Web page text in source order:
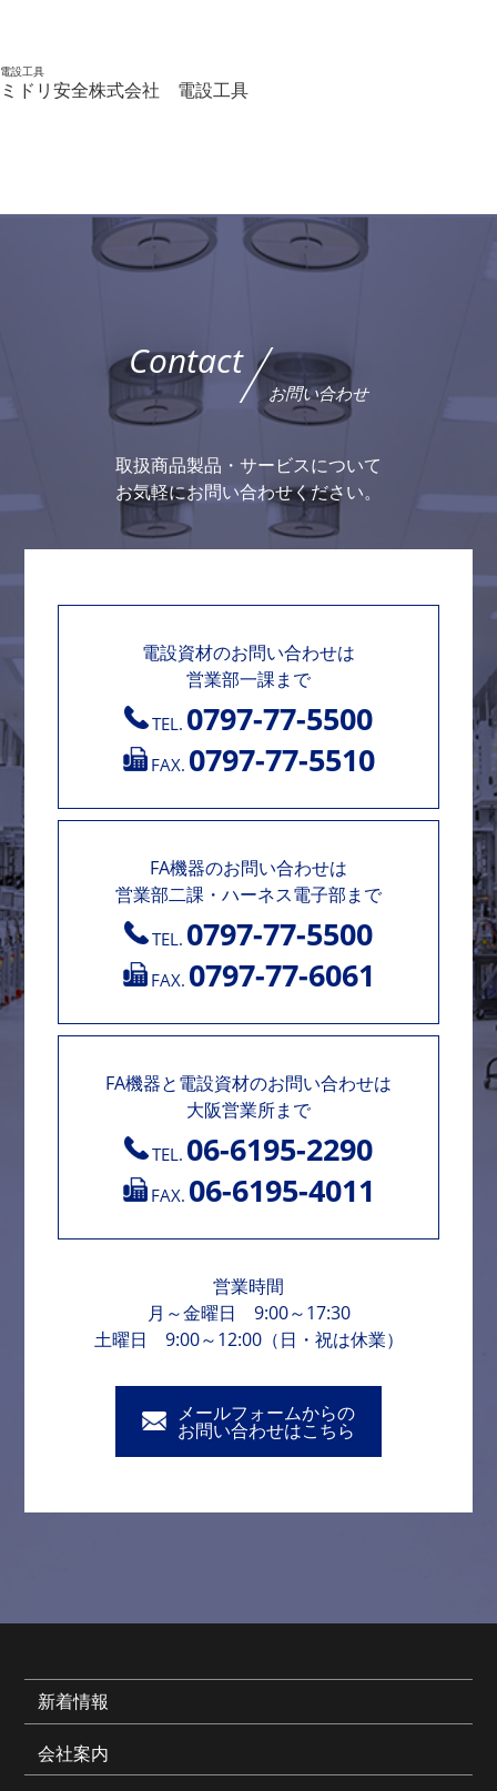
電設工具
ミドリ安全株式会社 電設工具
Contact
お問い合わせ
取扱商品製品・サービスについて
お気軽にお問い合わせください。
電設資材のお問い合わせは
営業部一課まで
TEL. 0797-77-5500
FAX. 0797-77-5510
FA機器のお問い合わせは
営業部二課・ハーネス電子部まで
TEL. 0797-77-5500
FAX. 0797-77-6061
FA機器と電設資材のお問い合わせは
大阪営業所まで
TEL. 06-6195-2290
FAX. 06-6195-4011
営業時間
月～金曜日 9:00～17:30
土曜日 9:00～12:00（日・祝は休業）
メールフォームからの
お問い合わせはこちら
新着情報
会社案内